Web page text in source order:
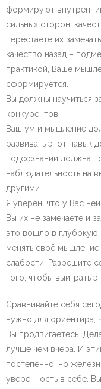
формируют
сильных сторон,
перестаёте их
качество назад –
практикой, Ваше
сформируется.
Вы должны научиться
конкурентов.
Ваш ум и мышление
развивать этот навык
подсознании должна
наблюдательность на
другими.
Я уверен, что у Вас
Вы их не замечаете и
это вошло в глубокую
менять своё
слабости. Разрешите
того, чтобы выиграть
Сравнивайте себя
нужно для ориентира,
Вы продвигаетесь.
лучше чем вчера. И
постепенно, но
уверенность в себе.